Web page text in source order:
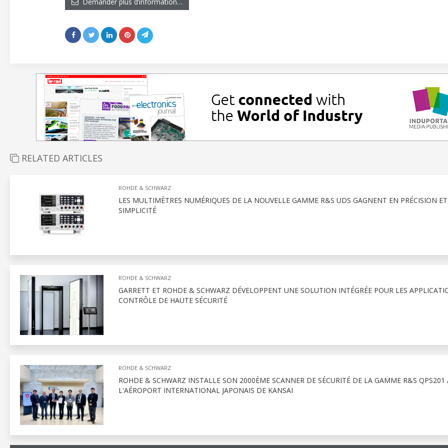
RELATED ARTICLES
ROHDE & SCHWARZ
LES MULTIMÈTRES NUMÉRIQUES DE LA NOUVELLE GAMME R&S UDS GAGNENT EN PRÉCISION
SIMPLICITÉ
ROHDE & SCHWARZ
GARRETT ET ROHDE & SCHWARZ DÉVELOPPENT UNE SOLUTION INTÉGRÉE POUR LES
CONTRÔLE DE HAUTE SÉCURITÉ
ROHDE & SCHWARZ
ROHDE & SCHWARZ INSTALLE SON 2000ÈME SCANNER DE SÉCURITÉ DE LA GAMME R&S QPS201
L'AÉROPORT INTERNATIONAL JAPONAIS DE KANSAI